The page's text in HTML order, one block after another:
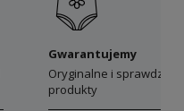
Gwarantujemy
Oryginalne i sprawdzone
produkty